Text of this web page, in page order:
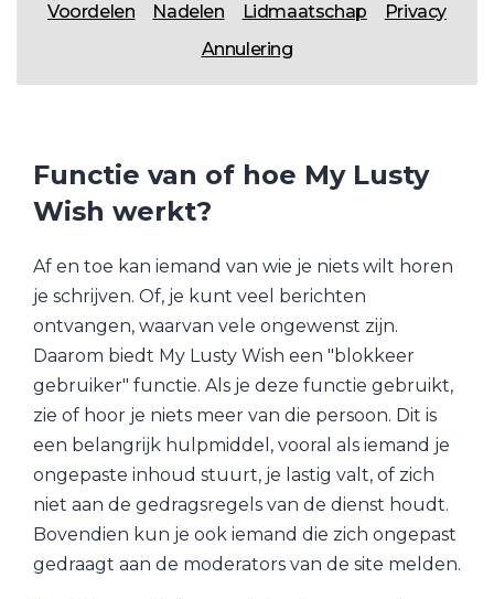
Voordelen Nadelen Lidmaatschap
Privacy
Annulering
Functie van of hoe My Lusty
Wish werkt?
Af en toe kan iemand van wie je niets wilt horen
je schrijven. Of, je kunt veel berichten
ontvangen, waarvan vele ongewenst zijn.
Daarom biedt My Lusty Wish een "blokkeer
gebruiker" functie. Als je deze functie gebruikt,
zie of hoor je niets meer van die persoon. Dit is
een belangrijk hulpmiddel, vooral als iemand je
ongepaste inhoud stuurt, je lastig valt, of zich
niet aan de gedragsregels van de dienst houdt.
Bovendien kun je ook iemand die zich ongepast
gedraagt aan de moderators van de site melden.